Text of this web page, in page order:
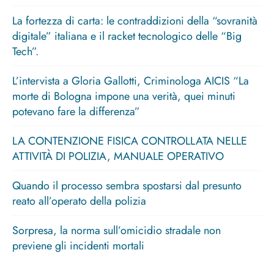
La fortezza di carta: le contraddizioni della “sovranità
digitale” italiana e il racket tecnologico delle “Big
Tech”.
L’intervista a Gloria Gallotti, Criminologa AICIS “La
morte di Bologna impone una verità, quei minuti
potevano fare la differenza”
LA CONTENZIONE FISICA CONTROLLATA NELLE
ATTIVITÀ DI POLIZIA, MANUALE OPERATIVO
Quando il processo sembra spostarsi dal presunto
reato all’operato della polizia
Sorpresa, la norma sull’omicidio stradale non
previene gli incidenti mortali